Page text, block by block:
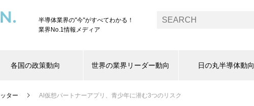
半導体業界の"今"がすべてわかる！
業界No.1情報メディア
各国の政策動向 世界の業界リーダー動向 日の丸半導体動向
ター AI仮想パートナーアプリ、青少年に潜む3つのリスク